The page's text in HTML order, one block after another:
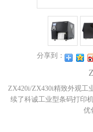
分享到：
ZX420i/ZX430i精致外观工
续了科诚工业型条码打印
优